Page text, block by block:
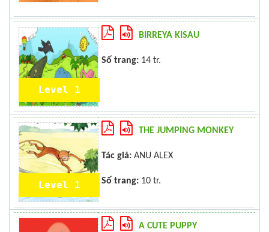
Level 1
BIRREYA KISAU
Số trang: 14 tr.
Level 1
THE JUMPING MONKEY
Tác giả: ANU ALEX
Số trang: 10 tr.
A CUTE PUPPY